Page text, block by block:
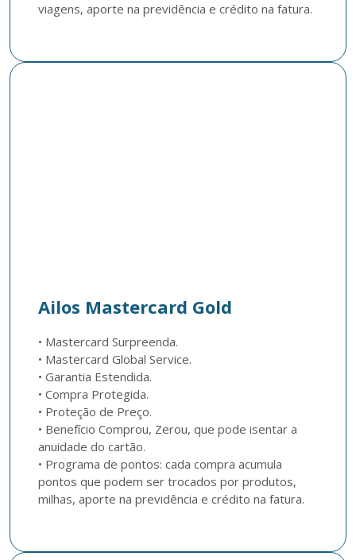
viagens, aporte na previdência e crédito na fatura.
Ailos Mastercard Gold
• Mastercard Surpreenda.
• Mastercard Global Service.
• Garantia Estendida.
• Compra Protegida.
• Proteção de Preço.
• Benefício Comprou, Zerou, que pode isentar a
anuidade do cartão.
• Programa de pontos: cada compra acumula
pontos que podem ser trocados por produtos,
milhas, aporte na previdência e crédito na fatura.